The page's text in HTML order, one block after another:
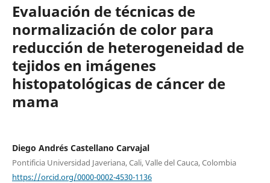
Evaluación de técnicas de
normalización de color para
reducción de heterogeneidad de
tejidos en imágenes
histopatológicas de cáncer de
mama
Diego Andrés Castellano Carvajal
Pontificia Universidad Javeriana, Cali, Valle del Cauca, Colombia
https://orcid.org/0000-0002-4530-1136